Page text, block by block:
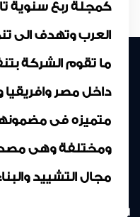
كمجلة ربع سنوية
العرب وتهدف الى
ما تقوم الشركة
داخل مصر
متميزه فى
ومختلفة وهى
مجال التشييد